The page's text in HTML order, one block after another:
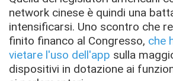
network cinese è quindi una
intensificarsi. Uno scontro che
finito financo al Congresso, che
vietare l'uso dell'app sulla
dispositivi in dotazione ai